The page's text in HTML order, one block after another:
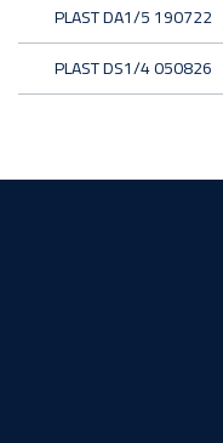
PLAST DA1/5 190722
PLAST DS1/4 050826